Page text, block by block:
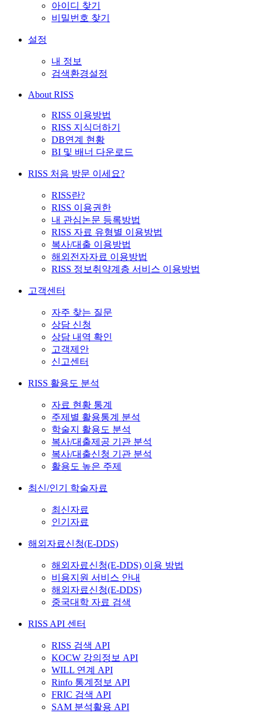
아이디 찾기
비밀번호 찾기
설정
내 정보
검색환경설정
About RISS
RISS 이용방법
RISS 지식더하기
DB연계 현황
BI 및 배너 다운로드
RISS 처음 방문 이세요?
RISS란?
RISS 이용권한
내 관심논문 등록방법
RISS 자료 유형별 이용방법
복사/대출 이용방법
해외전자자료 이용방법
RISS 정보취약계층 서비스 이용방법
고객센터
자주 찾는 질문
상담 신청
상담 내역 확인
고객제안
신고센터
RISS 활용도 분석
자료 현황 통계
주제별 활용통계 분석
학술지 활용도 분석
복사/대출제공 기관 분석
복사/대출신청 기관 분석
활용도 높은 주제
최신/인기 학술자료
최신자료
인기자료
해외자료신청(E-DDS)
해외자료신청(E-DDS) 이용 방법
비용지원 서비스 안내
해외자료신청(E-DDS)
중국대학 자료 검색
RISS API 센터
RISS 검색 API
KOCW 강의정보 API
WILL 연계 API
Rinfo 통계정보 API
FRIC 검색 API
SAM 분석활용 API